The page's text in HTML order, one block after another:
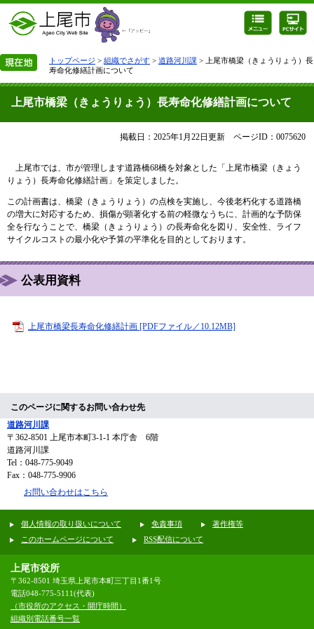
トップページ > 組織でさがす > 道路河川課 > 上尾市橋梁（きょうりょう）長
寿命化修繕計画について
上尾市橋梁（きょうりょう）長寿命化修繕計画について
掲載日：2025年1月22日更新 ページID：0075620
上尾市では、市が管理します道路橋68橋を対象とした「上尾市橋梁（きょう
りょう）長寿命化修繕計画」を策定しました。
この計画書は、橋梁（きょうりょう）の点検を実施し、今後老朽化する道路橋
の増大に対応するため、損傷が顕著化する前の軽微なうちに、計画的な予防保
全を行なうことで、橋梁（きょうりょう）の長寿命化を図り、安全性、ライフ
サイクルコストの最小化や予算の平準化を目的としております。
公表用資料
上尾市橋梁長寿命化修繕計画 [PDFファイル／10.12MB]
このページに関するお問い合わせ先
道路河川課
〒362-8501
上尾市本町3-1-1 本庁舎 6階
道路河川課
Tel：048-775-9049
Fax：048-775-9906
お問い合わせはこちら
個人情報の取り扱いについて 免責事項
著作権等
このホームページについて
RSS配信について
上尾市役所
〒362-8501 埼玉県上尾市本町三丁目1番1号
電話048-775-5111(代表)
（市役所のアクセス・開庁時間）
組織別電話番号一覧